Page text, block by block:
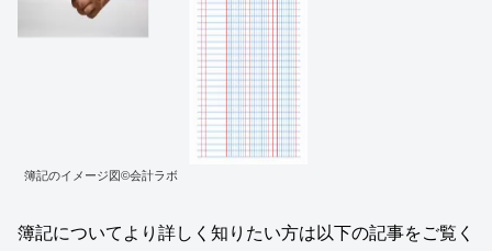
簿記のイメージ図©会計ラボ
簿記についてより詳しく知りたい方は以下の記事をご覧く